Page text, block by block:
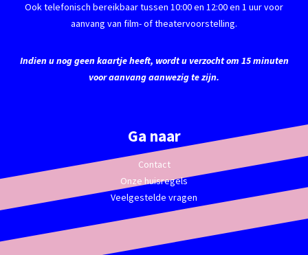
Ook telefonisch bereikbaar tussen 10:00 en 12:00 en 1 uur voor
aanvang van film- of theatervoorstelling.
Indien u nog geen kaartje heeft, wordt u verzocht om 15 minuten
voor aanvang aanwezig te zijn.
Ga naar
Contact
Onze huisregels
Veelgestelde vragen